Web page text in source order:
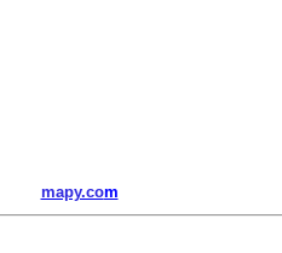
mapy.com